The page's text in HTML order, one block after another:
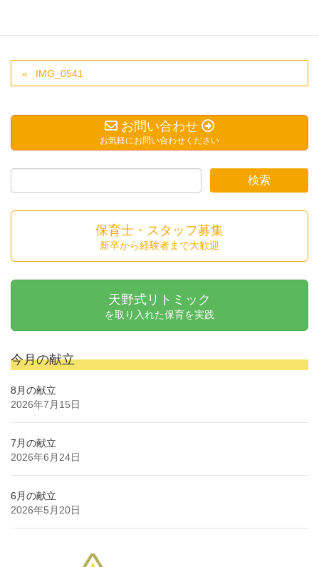
IMG_0541
お問い合わせ
お気軽にお問い合わせください
保育士・スタッフ募集
新卒から経験者まで大歓迎
天野式リトミック
を取り入れた保育を実践
今月の献立
8月の献立
2026年7月15日
7月の献立
2026年6月24日
6月の献立
2026年5月20日